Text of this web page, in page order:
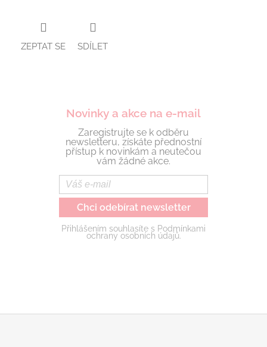
ZEPTAT SE SDÍLET
Novinky a akce na e-mail
Zaregistrujte se k odběru
newsletteru, získáte přednostní
přístup k novinkám a neutečou
vám žádné akce.
Chci odebírat newsletter
Přihlášením souhlasíte s Podmínkami
ochrany osobních údajů.